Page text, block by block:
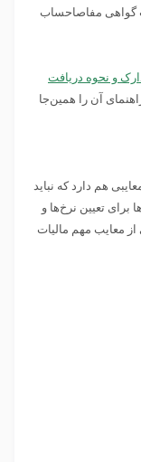
گواهی مفاصاحساب
و نحوه دریافت
آن را همین‌جا
هم دارد که نباید
تعیین نرخ‌ها و
معایب مهم مالیات